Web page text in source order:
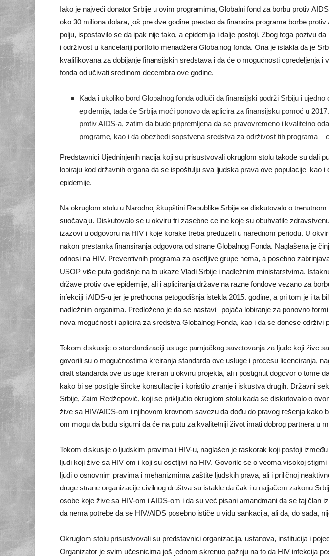
Iako je najveći donator Srbije u ovim programima, Globalni fond za borbu protiv
oko 30 miliona dolara, još pre dve godine prestao da finansira programe borbe
polju, ispostavilo se da ipak nije tako, a epidemija i dalje postoji. Zbog toga pozivu
i održivost u kancelariji portfolio menadžera Globalnog fonda. Ona je istakla da je
kvalifikovana za dobijanje finansijskih sredstava i da će o mogućnosti opredeljenja
fonda odlučivati sredinom decembra ove godine.
Kada i ukoliko bord Globalnog fonda odluči da finansijski podrži Srbiju i
epidemija, tada će Srbija moći ponovo da aplicira za finansijsku pomoć u
protiv AIDS-a, zatim da bude pripremljena da se pravovremeno i kvalitetno
programe, kao i da obezbedi sopstvena sredstva za održivost tih programa –
Predstavnici Ujedninjenih nacija koji su prisustvovali okruglom stolu takođe su dali
lobiraju kod državnih organa da se ispoštulju sva ljudska prava ove populacije,
epidemije.
Na okruglom stolu u Narodnoj škupštini Republike Srbije se diskutovalo o
suočavaju. Diskutovalo se u okviru tri zasebne celine koje su obuhvatile
izazovi u odgovoru na HIV i koje korake treba preduzeti u narednom periodu. U
nakon prestanka finansiranja odgovora od strane Globalnog Fonda. Naglašena je
odnosi na HIV. Preventivnih programa za osetljive grupe nema, a posebno
USOP više puta godišnje na to ukaze Vladi Srbije i nadležnim ministarstvima.
države protiv ove epidemije, ali i apliciranja države na razne fondove vezano za
infekciji i AIDS-u jer je prethodna petogodišnja istekla 2015. godine, a pri tom je i ta
nadležnim organima. Predloženo je da se nastavi i pojača lobiranje za ponovno
nova mogućnost i aplicira za sredstva Globalnog Fonda, kao i da se donese
Tokom diskusije o standardizaciji usluge parnjačkog savetovanja za ljude koji žive
govorili su o mogućnostima kreiranja standarda ove usluge i procesu licenciranja,
draft standarda ove usluge kreiran u okviru projekta, ali i postignut dogovor o tome
kako bi se postigle široke konsultacije i koristilo znanje i iskustva drugih. Državni
Srbije, Zaim Redžepović, koji se priključio okruglom stolu kada se diskutovalo o
žive sa HIV/AIDS-om i njihovom krovnom savezu da dođu do pravog rešenja kako
om mogu da budu sigurni da će na putu za kvalitetniji život imati dobrog partnera u
Tokom diskusije o ljudskim pravima i HIV-u, naglašen je raskorak koji postoji
ljudi koji žive sa HIV-om i koji su osetljivi na HIV. Govorilo se o veoma visokoj
ljudi o osnovnim pravima i mehanizmima zaštite ljudskih prava, ali i priličnoj
druge strane organizacije civilnog društva su istakle da čak i u najjačem zakonu
osobe koje žive sa HIV-om i AIDS-om i da su već pisani amandmani da se taj član
da nema potrebe da se HIV/AIDS posebno ističe u vidu sankacija, ali da, do sada,
Okruglom stolu prisustvovali su predstavnici organizacija, ustanova, institucija i
Organizator je svim učesnicima još jednom skrenuo pažnju na to da HIV infekcija